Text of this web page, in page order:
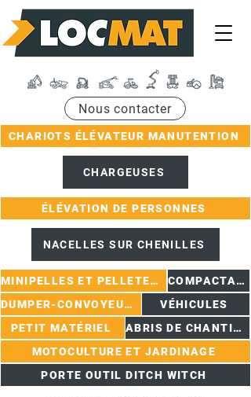
CHARIOTS ÉLÉVATEUR MANUTENTION
ÉLÉVATION DE PERSONNES
MINIPELLES ET PELLETEUSES
COMPACTAGE
DUMPER-CONVOYEURS
VÉHICULES
PETIT MATÉRIEL
ABRIS DE CHANTIER
MOTOCULTURE ET JARDINAGE
PORTE OUTIL DITCH WITCH
Nous contacter
NACELLES SUR CHENILLES
CHARGEUSES